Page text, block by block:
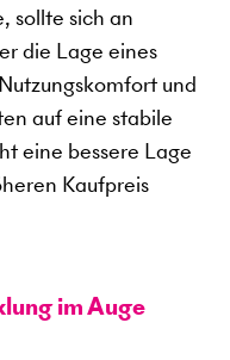
sollte sich an
die Lage eines
und
auf eine stabile
eine bessere Lage
Kaufpreis
im Auge